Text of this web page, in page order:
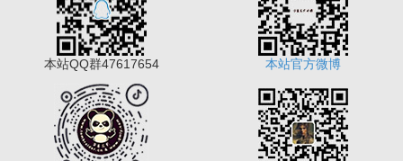
本站QQ群47617654 本站官方微博